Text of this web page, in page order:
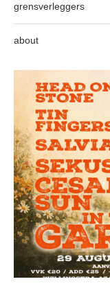
grensverleggers
about